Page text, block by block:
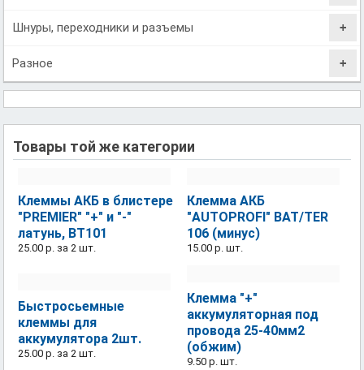
Шнуры, переходники и разъемы
Разное
Товары той же категории
Клеммы АКБ в блистере
"PREMIER" "+" и "-"
латунь, BT101
25.00 р. за 2 шт.
Клемма АКБ
"AUTOPROFI" BAT/TER
106 (минус)
15.00 р. шт.
Быстросьемные
клеммы для
аккумулятора 2шт.
25.00 р. за 2 шт.
Клемма "+"
аккумуляторная под
провода 25-40мм2
(обжим)
9.50 р. шт.